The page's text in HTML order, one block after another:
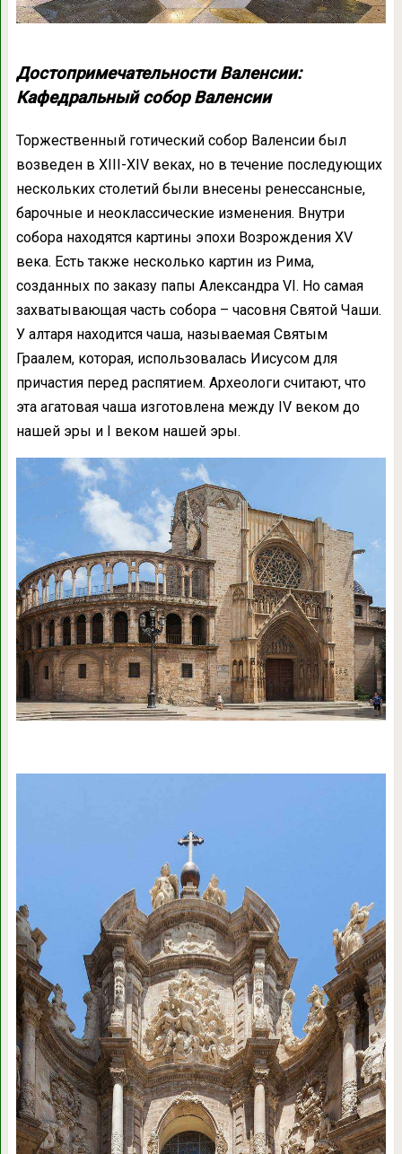
Достопримечательности Валенсии:
Кафедральный собор Валенсии
Торжественный готический собор Валенсии был
возведен в XIII-XIV веках, но в течение последующих
нескольких столетий были внесены ренессансные,
барочные и неоклассические изменения. Внутри
собора находятся картины эпохи Возрождения XV
века. Есть также несколько картин из Рима,
созданных по заказу папы Александра VI. Но самая
захватывающая часть собора – часовня Святой Чаши.
У алтаря находится чаша, называемая Святым
Граалем, которая, использовалась Иисусом для
причастия перед распятием. Археологи считают, что
эта агатовая чаша изготовлена между IV веком до
нашей эры и I веком нашей эры.